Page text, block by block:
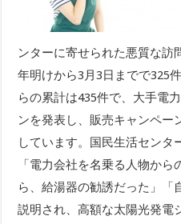
ンターに寄せられた悪質な訪
年明けから3月3日までで325
らの累計は435件で、大手電
ンを発表し、販売キャンペー
しています。国民生活センタ
「電力会社を名乗る人物か
ら、給湯器の勧誘だった」「
説明され、高額な太陽光発電